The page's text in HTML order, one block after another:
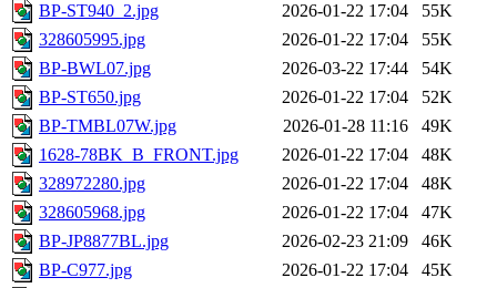
BP-ST940_2.jpg
2026-01-22 17:04
55K
328605995.jpg
2026-01-22 17:04
55K
BP-BWL07.jpg
2026-03-22 17:44
54K
BP-ST650.jpg
2026-01-22 17:04
52K
BP-TMBL07W.jpg
2026-01-28 11:16
49K
1628-78BK_B_FRONT.jpg
2026-01-22 17:04
48K
328972280.jpg
2026-01-22 17:04
48K
328605968.jpg
2026-01-22 17:04
47K
BP-JP8877BL.jpg
2026-02-23 21:09
46K
BP-C977.jpg
2026-01-22 17:04
45K